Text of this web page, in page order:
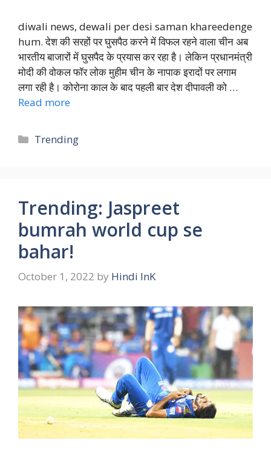
diwali news, dewali per desi saman khareedenge
hum. देश की सरहों पर घुसपैठ करने में विफल रहने वाला चीन अब
भारतीय बाजारों में घुसपैद के प्रयास कर रहा है। लेकिन प्रधानमंत्री
मोदी की वोकल फॉर लोक मुहीम चीन के नापाक इरादों पर लगाम
लगा रही है। कोरोना काल के बाद पहली बार देश दीपावली को …
Read more
Categories
Trending
Trending: Jaspreet
bumrah world cup se
bahar!
October 1, 2022 by Hindi InK